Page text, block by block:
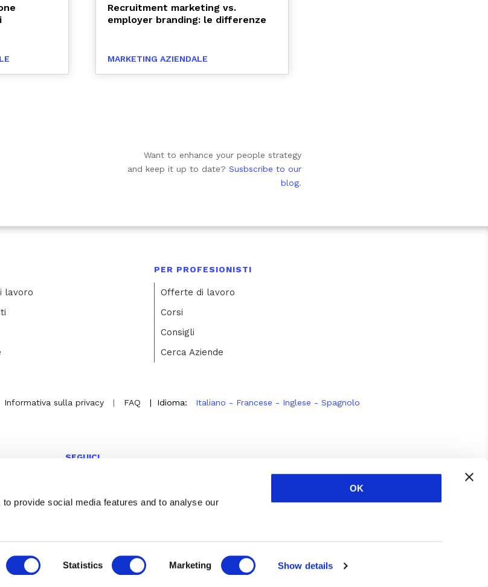
provide social media features and to analyse our
Statistics Marketing Show details
OK
Recruitment marketing vs.
employer branding: le differenze
MARKETING AZIENDALE
Want to enhance your people strategy
and keep it up to date?Susbscribe to our
blog.
lavoro
PER PROFESIONISTI
Offerte di lavoro
Corsi
Consigli
Cerca Aziende
Informativa sulla privacy | FAQ | Idioma: Italiano - Francese - Inglese - Spagnolo
SEGUICI
© 2026 Hosco